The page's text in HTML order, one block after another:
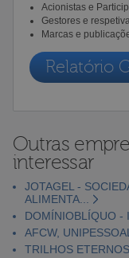
Acionistas e
Gestores e
Marcas e
Relatório
Outras
interessar
JOTAGEL -
ALIMENTA...
DOMÍNIOBLÍQUO -
AFCW,
TRILHOS